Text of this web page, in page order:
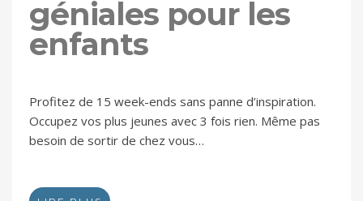
géniales pour les
enfants
Profitez de 15 week-ends sans panne d’inspiration.
Occupez vos plus jeunes avec 3 fois rien. Même pas
besoin de sortir de chez vous…